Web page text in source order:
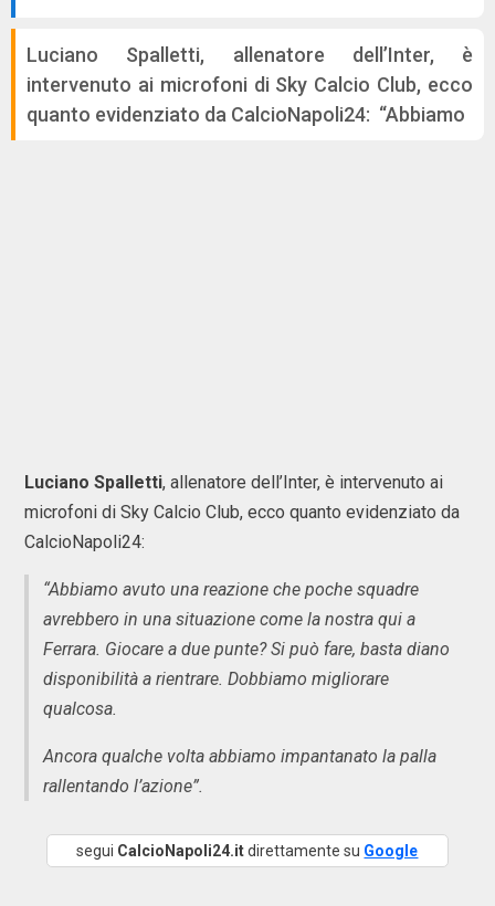
Luciano Spalletti, allenatore dell’Inter, è
intervenuto ai microfoni di Sky Calcio Club, ecco
quanto evidenziato da CalcioNapoli24: “Abbiamo
Luciano Spalletti, allenatore dell’Inter, è intervenuto ai
microfoni di Sky Calcio Club, ecco quanto evidenziato da
CalcioNapoli24:
“Abbiamo avuto una reazione che poche squadre
avrebbero in una situazione come la nostra qui a
Ferrara. Giocare a due punte? Si può fare, basta diano
disponibilità a rientrare. Dobbiamo migliorare
qualcosa.
Ancora qualche volta abbiamo impantanato la palla
rallentando l’azione”.
segui CalcioNapoli24.itdirettamente su Google